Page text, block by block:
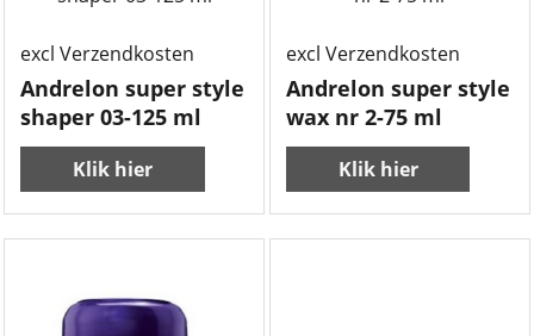
€3.50
excl Verzendkosten
Andrelon super style
shaper 03-125 ml
Klik hier
€3.50
excl Verzendkosten
Andrelon super style
wax nr 2-75 ml
Klik hier